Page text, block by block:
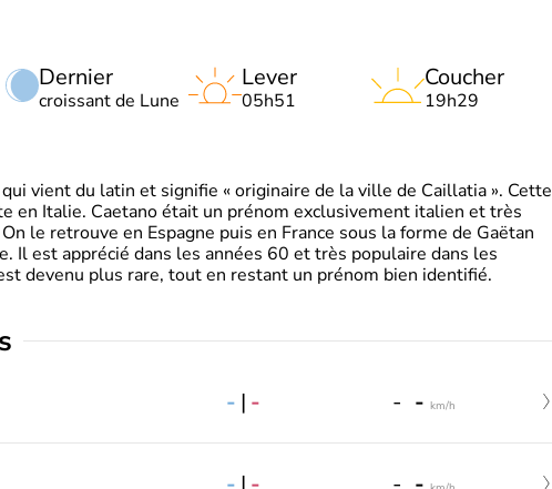
Dernier
croissant de Lune
Lever
05h51
Coucher
19h29
vient du latin et signifie « originaire de la ville de Caillatia ». Cette
en Italie. Caetano était un prénom exclusivement italien et très
le retrouve en Espagne puis en France sous la forme de Gaëtan
Il est apprécié dans les années 60 et très populaire dans les
devenu plus rare, tout en restant un prénom bien identifié.
- | - - - km/h